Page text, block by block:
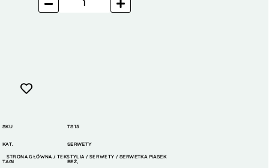
SKU TS15
KAT. SERWETY
TAGI BEŻ,
STRONA GŁÓWNA /TEKSTYLIA / SERWETY / SERWETKA PIASEK